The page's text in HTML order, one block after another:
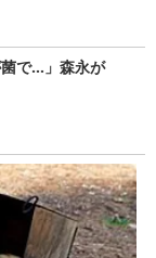
菌で…」森永が